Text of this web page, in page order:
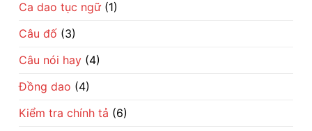
quê
hỉnh
sâu
cay
trí
khôn
gian
vừa
hóm
về
số
Ca dao tục ngữ(1)
Câu đố (3)
Câu nói hay (4)
Đồng dao (4)
Kiểm tra chính tả (6)